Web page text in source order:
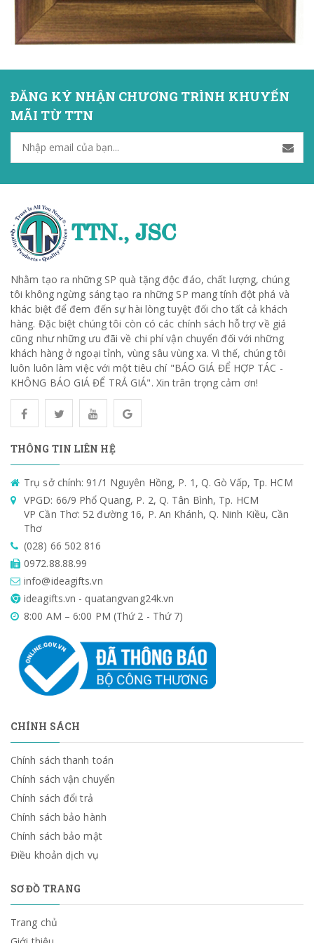
ĐĂNG KÝ NHẬN CHƯƠNG TRÌNH KHUYẾN
MÃI TỪ TTN
Nhằm tạo ra những SP quà tặng độc đáo, chất lượng, chúng
tôi không ngừng sáng tạo ra những SP mang tính đột phá và
khác biệt để đem đến sự hài lòng tuyệt đối cho tất cả khách
hàng. Đặc biệt chúng tôi còn có các chính sách hỗ trợ về giá
cũng như những ưu đãi về chi phí vận chuyển đối với những
khách hàng ở ngoại tỉnh, vùng sâu vùng xa. Vì thế, chúng tôi
luôn luôn làm việc với một tiêu chí "BÁO GIÁ ĐỂ HỢP TÁC -
KHÔNG BÁO GIÁ ĐỂ TRẢ GIÁ". Xin trân trọng cảm ơn!
THÔNG TIN LIÊN HỆ
Trụ sở chính: 91/1 Nguyên Hồng, P. 1, Q. Gò Vấp, Tp. HCM
VPGD: 66/9 Phổ Quang, P. 2, Q. Tân Bình, Tp. HCM
VP Cần Thơ: 52 đường 16, P. An Khánh, Q. Ninh Kiều, Cần
Thơ
(028) 66 502 816
0972.88.88.99
info@ideagifts.vn
ideagifts.vn - quatangvang24k.vn
8:00 AM – 6:00 PM (Thứ 2 - Thứ 7)
CHÍNH SÁCH
Chính sách thanh toán
Chính sách vận chuyển
Chính sách đổi trả
Chính sách bảo hành
Chính sách bảo mật
Điều khoản dịch vụ
SƠ ĐỒ TRANG
Trang chủ